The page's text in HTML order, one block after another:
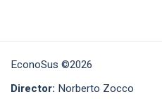
EconoSus ©2026
Director: Norberto Zocco